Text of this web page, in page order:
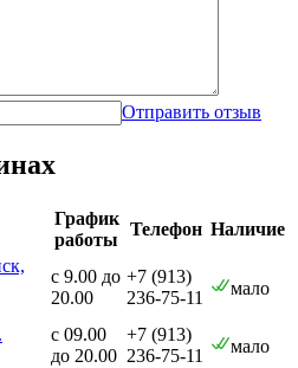
Отправить отзыв
График
работы
Телефон Наличие
с 9.00 до
20.00
+7 (913)
236-75-11
мало
с 09.00
до 20.00
+7 (913)
236-75-11
мало